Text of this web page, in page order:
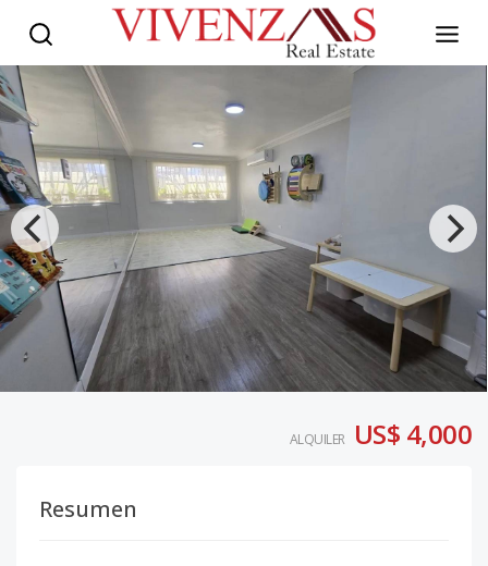
ALQUILER US$ 4,000
Resumen